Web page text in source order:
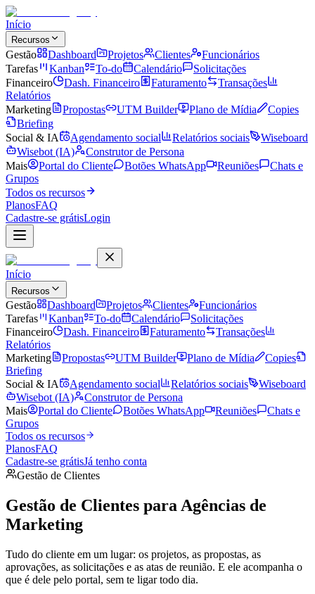
Início
Recursos
Gestão Dashboard Projetos Clientes
Funcionários
Tarefas
Kanban To-do Calendário
Solicitações
Financeiro
Dash. Financeiro Faturamento
Transações
Relatórios
Marketing
Propostas UTM Builder Plano de Mídia
Copies
Briefing
Social & IA
Agendamento social Relatórios sociais
Wiseboard
Wisebot (IA)
Construtor de Persona
Mais
Portal do Cliente Botões WhatsApp Reuniões
Chats e
Grupos
Todos os recursos
PlanosFAQ
Cadastre-se grátisLogin
Início
Recursos
Gestão Dashboard Projetos Clientes
Funcionários
Tarefas
Kanban To-do Calendário
Solicitações
Financeiro
Dash. Financeiro Faturamento
Transações
Relatórios
Marketing
Propostas UTM Builder Plano de Mídia
Copies
Briefing
Social & IA
Agendamento social Relatórios sociais
Wiseboard
Wisebot (IA)
Construtor de Persona
Mais
Portal do Cliente Botões WhatsApp Reuniões
Chats e
Grupos
Todos os recursos
PlanosFAQ
Cadastre-se grátisJá tenho conta
Gestão de Clientes
Gestão de Clientes para Agências de
Marketing
Tudo do cliente em um lugar: os projetos, as propostas, as
aprovações, as solicitações e as atas de reunião. E ele acompanha o
que é dele pelo portal, sem te ligar todo dia.